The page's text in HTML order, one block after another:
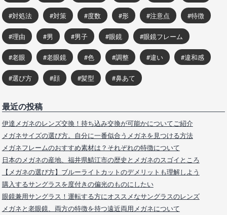
対処法 対策 度数 形 注意点 特徴
理由 男 男子 眼鏡 眼鏡フレーム
老眼 老眼鏡 色 調整 違い 違和感
選び方 顔 髪型 鼻あて
最近の投稿
伊達メガネのレンズ交換！持ち込み交換が可能かについてご紹介
メガネサイズの選び方。自分に一番似合うメガネを見つける方法
メガネフレームのおすすめ素材は？それぞれの特徴について
日本のメガネの産地、福井県鯖江市の歴史とメガネのスゴイところ
【メガネの選び方】ブルーライトカットのデメリットも理解しよう
購入するサングラスを度付きの偏光のものにしたい
眼鏡兼用サングラス！運転する方にオススメなサングラスのレンズ
メガネと老眼鏡、両方の特徴を持つ遠近両用メガネについて